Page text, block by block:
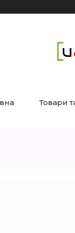
Товари